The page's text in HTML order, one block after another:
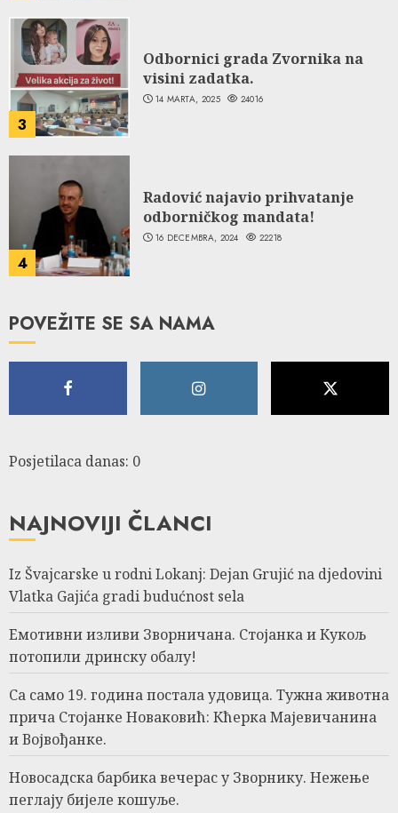
3
Odbornici grada Zvornika na
visini zadatka.
14 MARTA, 2025 24016
4
Radović najavio prihvatanje
odborničkog mandata!
16 DECEMBRA, 2024 22218
POVEŽITE SE SA NAMA
Posjetilaca danas: 0
NAJNOVIJI ČLANCI
Iz Švajcarske u rodni Lokanj: Dejan Grujić na djedovini
Vlatka Gajića gradi budućnost sela
Емотивни изливи Зворничана. Стојанка и Кукољ
потопили дринску обалу!
Са само 19. година постала удовица. Тужна животна
прича Стојанке Новаковић: Кћерка Мајевичанина
и Војвођанке.
Новосадска барбика вечерас у Зворнику. Нежење
пеглају бијеле кошуље.